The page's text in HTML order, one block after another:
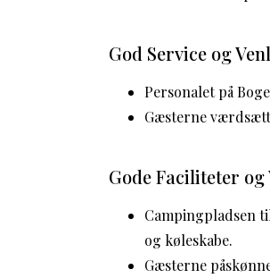
God Service og
Personalet på
Gæsterne
Gode Faciliteter
Campingpladsen
og køleskabe.
Gæsterne